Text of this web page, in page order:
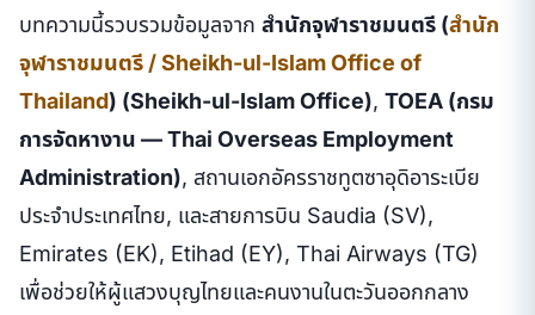
บทความนี้รวบรวมข้อมูลจาก สำนักจุฬาราชมนตรี (สำนัก
จุฬาราชมนตรี / Sheikh-ul-Islam Office of
Thailand) (Sheikh-ul-Islam Office), TOEA (กรม
การจัดหางาน — Thai Overseas Employment
Administration), สถานเอกอัครราชทูตซาอุดิอาระเบีย
ประจำประเทศไทย, และสายการบิน Saudia (SV),
Emirates (EK), Etihad (EY), Thai Airways (TG)
เพื่อช่วยให้ผู้แสวงบุญไทยและคนงานในตะวันออกกลาง